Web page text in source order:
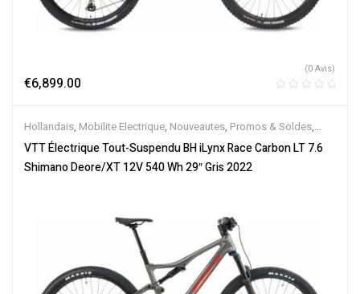
€6,899.00
(0 Avis)
Hollandais, Mobilite Electrique, Nouveautes, Promos & Soldes,
Tout-Suspendus,Vélo électrique ville,Velos Electriques,VTT
Électriques
VTT Électrique Tout-Suspendu BH iLynx Race Carbon LT 7.6
Shimano Deore/XT 12V 540 Wh 29″ Gris 2022